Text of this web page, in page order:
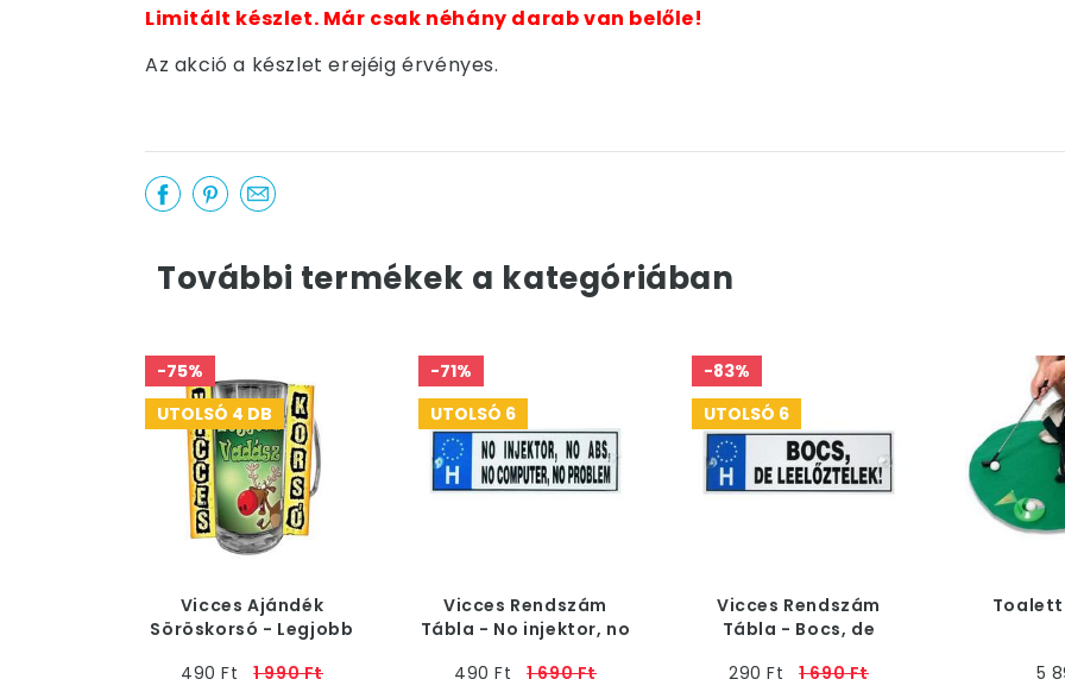
Limitált készlet. Már csak néhány darab van belőle!
Az akció a készlet erejéig érvényes.
További termékek a kategóriában
-75%
UTOLSÓ 4 DB
Vicces Ajándék
Söröskorsó - Legjobb
490 Ft
1 990 Ft
-71%
UTOLSÓ 6
Vicces Rendszám
Tábla - No injektor, no
490 Ft
1 690 Ft
-83%
UTOLSÓ 6
Vicces Rendszám
Tábla - Bocs, de
290 Ft
1 690 Ft
5